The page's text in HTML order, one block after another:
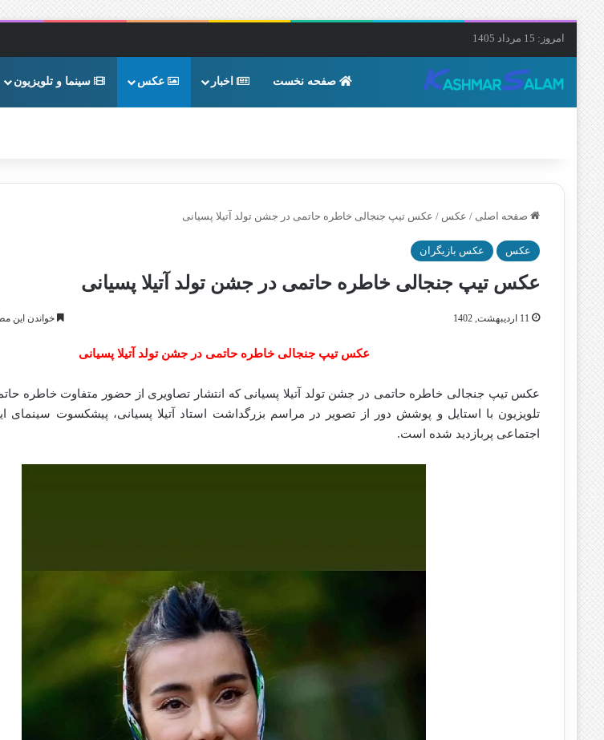
امروز: 15 مرداد 1405
صفحه نخست اخبار عکس سینما و تلویزیون
صفحه اصلی / عکس / عکس تیپ جنجالی خاطره حاتمی در جشن تولد آتیلا پسیانی
عکس عکس بازیگران
عکس تیپ جنجالی خاطره حاتمی در جشن تولد آتیلا پسیانی
11 اردیبهشت, 1402 خواندن این مطلب 1 دقیقه
عکس تیپ جنجالی خاطره حاتمی در جشن تولد آتیلا پسیانی
عکس تیپ جنجالی خاطره حاتمی در جشن تولد آتیلا پسیانی که انتشار تصاویری از حضور متفاوت خاطره
تلویزیون با استایل و پوشش دور از تصویر در مراسم بزرگداشت استاد آتیلا پسیانی، پیشکسوت سینمای
اجتماعی پربازدید شده است.